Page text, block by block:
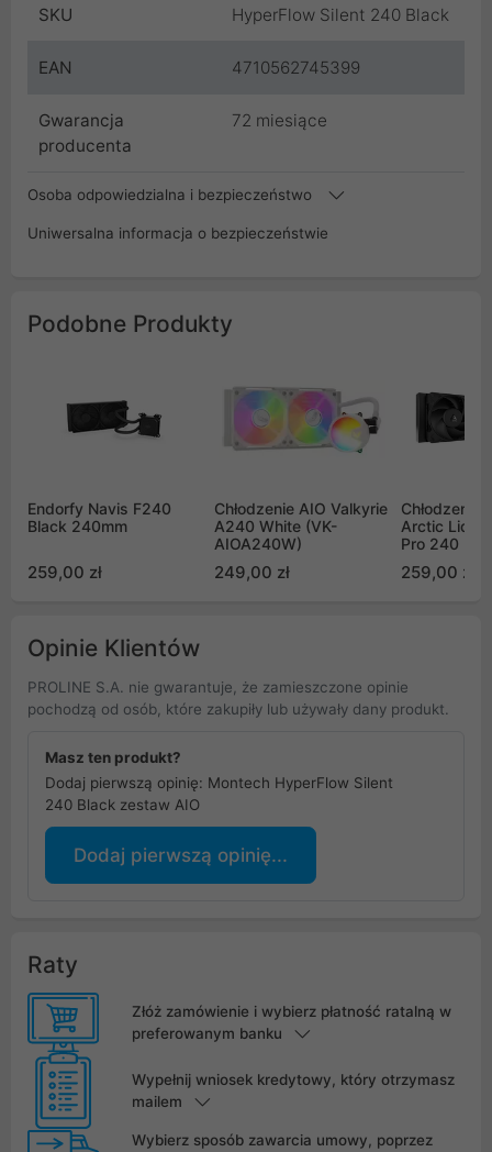
SKU HyperFlow Silent 240 Black
EAN 4710562745399
Gwarancja
producenta
72 miesiące
Osoba odpowiedzialna i bezpieczeństwo
Uniwersalna informacja o bezpieczeństwie
Podobne Produkty
Endorfy Navis F240
Black 240mm
259,00 zł
Chłodzenie AIO Valkyrie
A240 White (VK-
AIOA240W)
249,00 zł
Chłodzenie
Arctic
Pro 240
259,00 zł
Opinie Klientów
PROLINE S.A. nie gwarantuje, że zamieszczone opinie
pochodzą od osób, które zakupiły lub używały dany produkt.
Masz ten produkt?
Dodaj pierwszą opinię: Montech HyperFlow Silent
240 Black zestaw AIO
Dodaj pierwszą opinię...
Raty
Złóż zamówienie i wybierz płatność ratalną w
preferowanym banku
Wypełnij wniosek kredytowy, który otrzymasz
mailem
Wybierz sposób zawarcia umowy, poprzez